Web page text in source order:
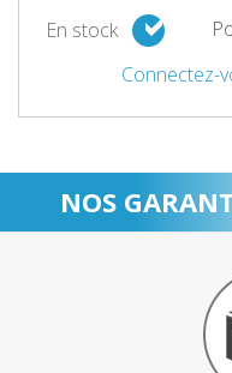
En stock
Connectez-
NOS